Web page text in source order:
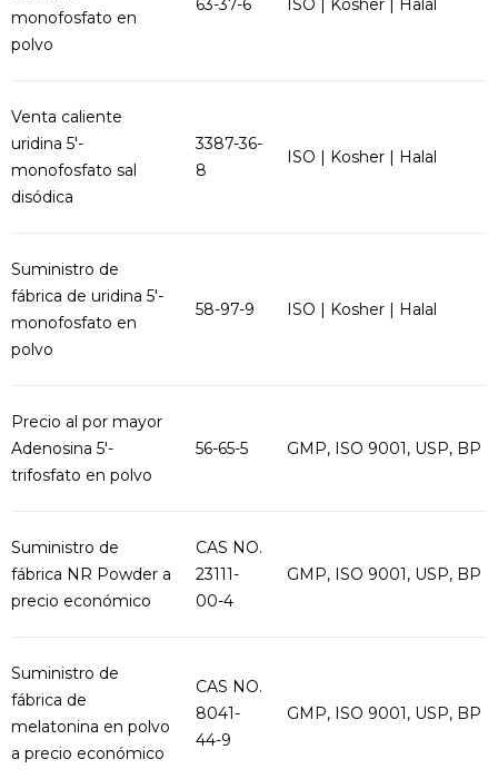
monofosfato en
polvo
63-37-6 ISO | Kosher | Halal
Venta caliente
uridina 5'-
monofosfato sal
disódica
3387-36-
8
ISO | Kosher | Halal
Suministro de
fábrica de uridina 5'-
monofosfato en
polvo
58-97-9 ISO | Kosher | Halal
Precio al por mayor
Adenosina 5'-
trifosfato en polvo
56-65-5 GMP, ISO 9001, USP, BP
Suministro de
fábrica NR Powder a
precio económico
CAS NO.
23111-
00-4
GMP, ISO 9001, USP, BP
Suministro de
fábrica de
melatonina en polvo
a precio económico
CAS NO.
8041-
44-9
GMP, ISO 9001, USP, BP